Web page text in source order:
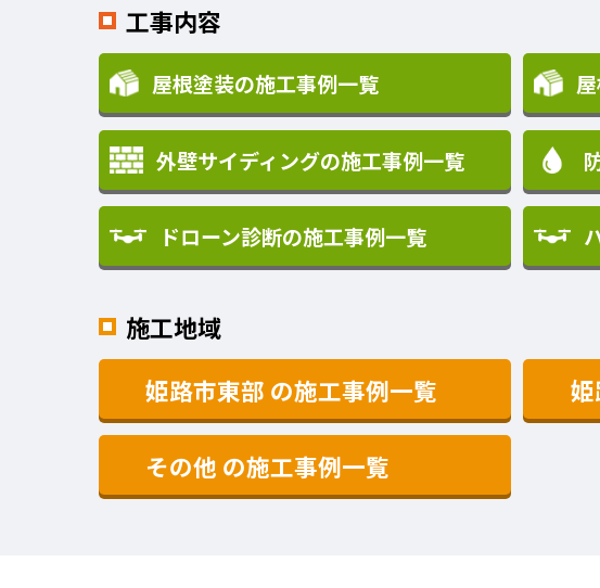
工事内容
屋根塗装の施工事例一覧
外壁サイディングの施工事例一覧
ドローン診断の施工事例一覧
施工地域
姫路市東部 の施工事例一覧 姫
その他 の施工事例一覧